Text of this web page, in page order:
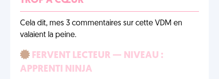
Cela dit, mes 3 commentaires sur cette VDM en
valaient la peine.
FERVENT LECTEUR — NIVEAU :
APPRENTI NINJA